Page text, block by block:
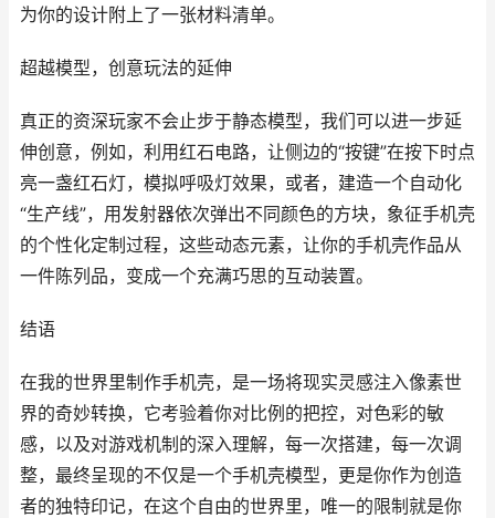
为你的设计附上了一张材料清单。
超越模型，创意玩法的延伸
真正的资深玩家不会止步于静态模型，我们可以进一步延
伸创意，例如，利用红石电路，让侧边的“按键”在按下时点
亮一盏红石灯，模拟呼吸灯效果，或者，建造一个自动化
“生产线”，用发射器依次弹出不同颜色的方块，象征手机壳
的个性化定制过程，这些动态元素，让你的手机壳作品从
一件陈列品，变成一个充满巧思的互动装置。
结语
在我的世界里制作手机壳，是一场将现实灵感注入像素世
界的奇妙转换，它考验着你对比例的把控，对色彩的敏
感，以及对游戏机制的深入理解，每一次搭建，每一次调
整，最终呈现的不仅是一个手机壳模型，更是你作为创造
者的独特印记，在这个自由的世界里，唯一的限制就是你